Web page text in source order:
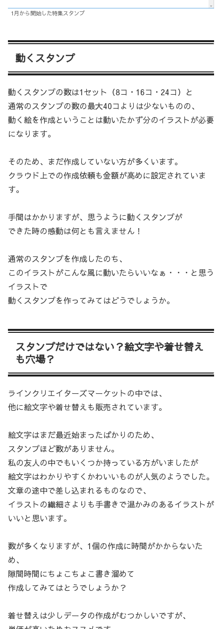
1月から開始した特集スタンプ
動くスタンプ
動くスタンプの数は1セット（8コ・16コ・24コ）と
通常のスタンプの数の最大40コよりは少ないものの、
動く絵を作成ということは動いたかず分のイラストが必要
になります。
そのため、まだ作成していない方が多くいます。
クラウド上での作成依頼も金額が高めに設定されていま
す。
手間はかかりますが、思うように動くスタンプが
できた時の感動は何とも言えません！
通常のスタンプを作成したのち、
このイラストがこんな風に動いたらいいなぁ・・・と思う
イラストで
動くスタンプを作ってみてはどうでしょうか。
スタンプだけではない？絵文字や着せ替え
も穴場？
ラインクリエイターズマーケットの中では、
他に絵文字や着せ替えも販売されています。
絵文字はまだ最近始まったばかりのため、
スタンプほど数がありません。
私の友人の中でもいくつか持っている方がいましたが
絵文字はわかりやすくかわいいものが人気のようでした。
文章の途中で差し込まれるものなので、
イラストの繊細さよりも手書きで温かみのあるイラストが
いいと思います。
数が多くなりますが、1個の作成に時間がかからないた
め、
隙間時間にちょこちょこ書き溜めて
作成してみてはとうでしょうか？
着せ替えは少しデータの作成がむつかしいですが、